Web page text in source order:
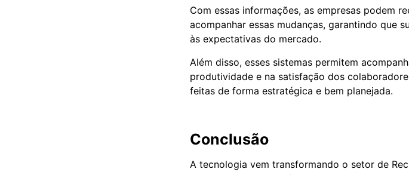
Com essas informações, as empresas podem
acompanhar essas mudanças, garantindo que
às expectativas do mercado.
Além disso, esses sistemas permitem
produtividade e na satisfação dos
feitas de forma estratégica e bem planejada.
Conclusão
A tecnologia vem transformando o setor de